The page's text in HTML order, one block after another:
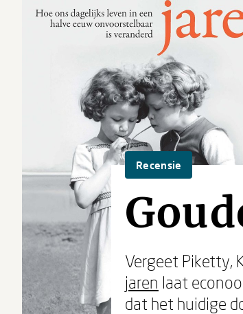
Recensie
Vergeet Piketty,
jaren laat
dat het huidige